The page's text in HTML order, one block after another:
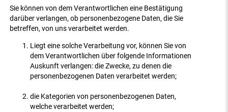
Sie können von dem Verantwortlichen eine Bestätigung
darüber verlangen, ob personenbezogene Daten, die Sie
betreffen, von uns verarbeitet werden.
Liegt eine solche Verarbeitung vor, können Sie von
dem Verantwortlichen über folgende Informationen
Auskunft verlangen: die Zwecke, zu denen die
personenbezogenen Daten verarbeitet werden;
die Kategorien von personenbezogenen Daten,
welche verarbeitet werden;